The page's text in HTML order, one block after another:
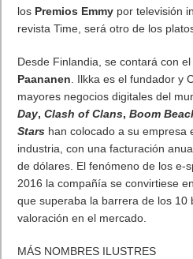
El Fire Emblem: Fortune’s Weave
este juego, centrado en combates
exclusiva a Nintendo Switch
5 agosto, 2026